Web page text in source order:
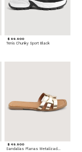
$ 99.900
Tenis Chunky Sport Black
$ 49.900
Sandalias Planas Metalizadas